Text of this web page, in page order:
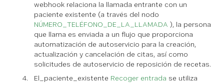
webhook relaciona la llamada entrante con un
paciente existente (a través del nodo
NÚMERO_TELÉFONO_DE_LA_LLAMADA ), la persona
que llama es enviada a un flujo que proporciona
automatización de autoservicio para la creación,
actualización y cancelación de citas, así como
solicitudes de autoservicio de reposición de recetas.
El_paciente_existente Recoger entrada se utiliza